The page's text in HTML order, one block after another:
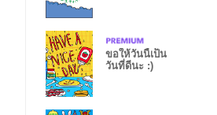
ขอให้วันนี้เป็น
วันที่ดีนะ :)